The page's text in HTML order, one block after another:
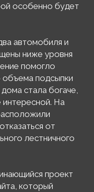
особенно будет
автомобиля и
ниже уровня
помогло
объема подсыпки
стала богаче,
На
от
лестничного
проект
который